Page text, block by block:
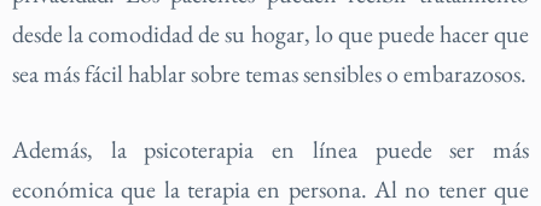
desde la comodidad de su hogar, lo que puede hacer que
sea más fácil hablar sobre temas sensibles o embarazosos.
Además, la psicoterapia en línea puede ser más
económica que la terapia en persona. Al no tener que